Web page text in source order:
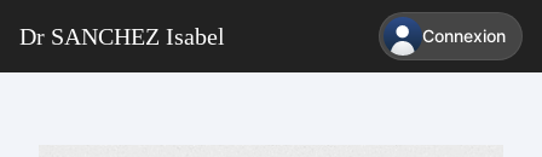
Dr SANCHEZ Isabel Connexion